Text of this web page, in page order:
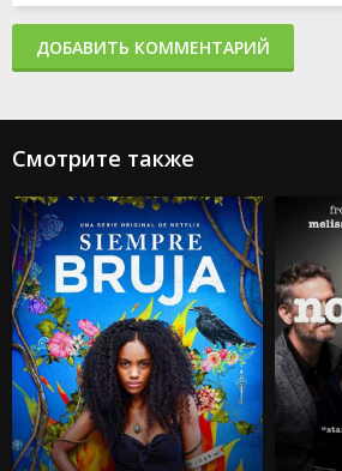
ДОБАВИТЬ КОММЕНТАРИЙ
Смотрите также